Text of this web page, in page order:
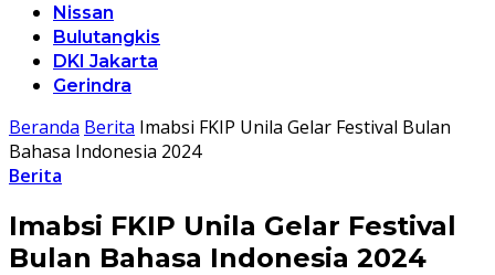
Nissan
Bulutangkis
DKI Jakarta
Gerindra
Beranda Berita Imabsi FKIP Unila Gelar Festival Bulan
Bahasa Indonesia 2024
Berita
Imabsi FKIP Unila Gelar Festival
Bulan Bahasa Indonesia 2024